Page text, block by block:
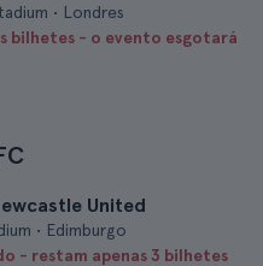
• Londres
bilhetes - o evento esgotará
United
• Edimburgo
- restam apenas 3 bilhetes